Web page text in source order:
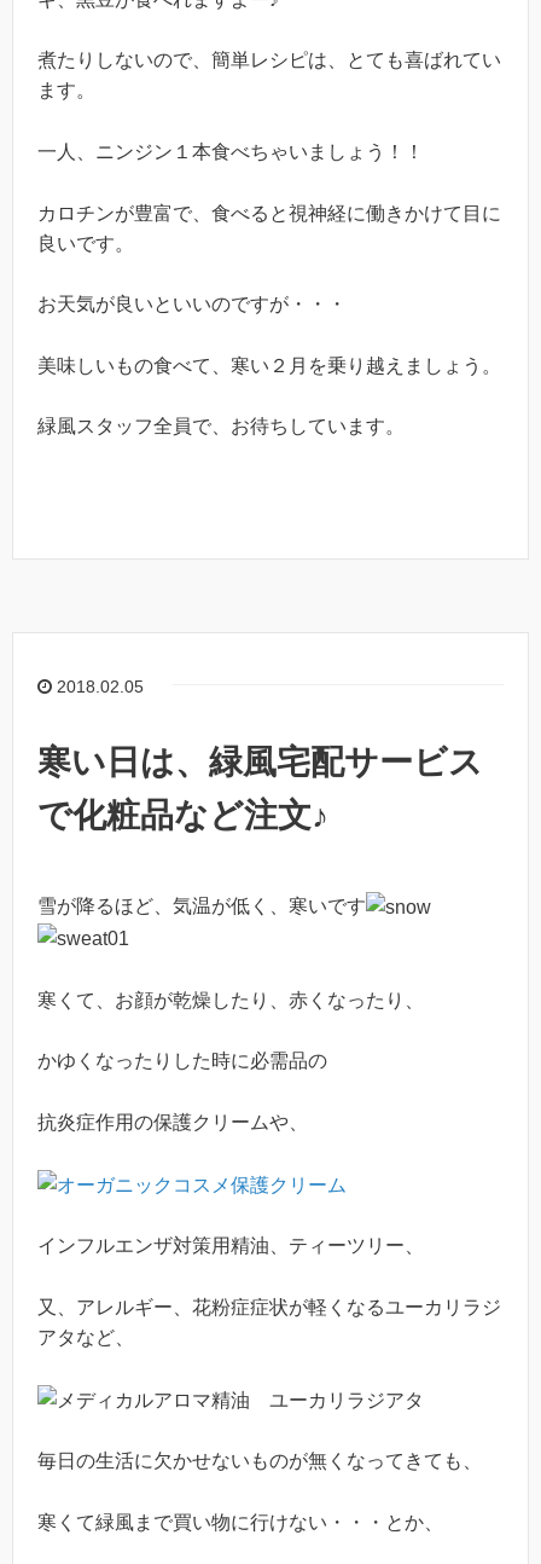
煮たりしないので、簡単レシピは、とても喜ばれてい
ます。
一人、ニンジン１本食べちゃいましょう！！
カロチンが豊富で、食べると視神経に働きかけて目に
良いです。
お天気が良いといいのですが・・・
美味しいもの食べて、寒い２月を乗り越えましょう。
緑風スタッフ全員で、お待ちしています。
2018.02.05
寒い日は、緑風宅配サービス
で化粧品など注文♪
雪が降るほど、気温が低く、寒いです
寒くて、お顔が乾燥したり、赤くなったり、
かゆくなったりした時に必需品の
抗炎症作用の保護クリームや、
インフルエンザ対策用精油、ティーツリー、
又、アレルギー、花粉症症状が軽くなるユーカリラジ
アタなど、
毎日の生活に欠かせないものが無くなってきても、
寒くて緑風まで買い物に行けない・・・とか、